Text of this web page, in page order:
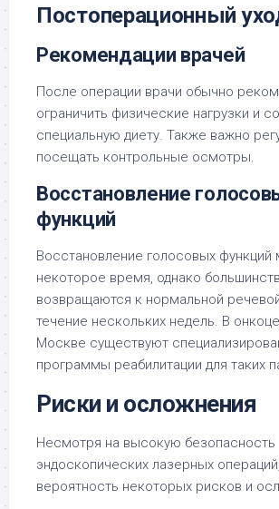
Постоперационный
Рекомендации врачей
После операции врачи обычно
ограничить физические нагрузки и
специальную диету. Также важно
посещать контрольные осмотры.
Восстановление
функций
Восстановление голосовых функций
некоторое время, однако
возвращаются к нормальной
течение нескольких недель. В
Москве существуют
программы реабилитации для таких
Риски и осложнения
Несмотря на высокую безопасность
эндоскопических лазерных
вероятность некоторых рисков и